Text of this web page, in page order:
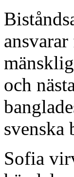
och
svenska
Sofia